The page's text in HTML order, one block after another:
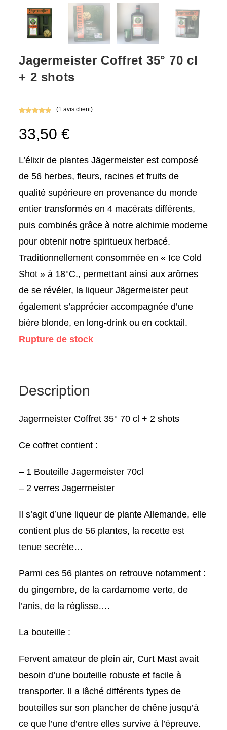
Jagermeister Coffret 35° 70 cl
+ 2 shots
sur 5
basé sur
client
(1 avis client)
33,50€
L’élixir de plantes Jägermeister est composé
de 56 herbes, fleurs, racines et fruits de
qualité supérieure en provenance du monde
entier transformés en 4 macérats différents,
puis combinés grâce à notre alchimie moderne
pour obtenir notre spiritueux herbacé.
Traditionnellement consommée en « Ice Cold
Shot » à 18°C., permettant ainsi aux arômes
de se révéler, la liqueur Jägermeister peut
également s’apprécier accompagnée d’une
bière blonde, en long-drink ou en cocktail.
Rupture de stock
Description
Jagermeister Coffret 35° 70 cl + 2 shots
Ce coffret contient :
– 1 Bouteille Jagermeister 70cl
– 2 verres Jagermeister
Il s’agit d’une liqueur de plante Allemande, elle
contient plus de 56 plantes, la recette est
tenue secrète…
Parmi ces 56 plantes on retrouve notamment :
du gingembre, de la cardamome verte, de
l’anis, de la réglisse….
La bouteille :
Fervent amateur de plein air, Curt Mast avait
besoin d’une bouteille robuste et facile à
transporter. Il a lâché différents types de
bouteilles sur son plancher de chêne jusqu’à
ce que l’une d’entre elles survive à l’épreuve.